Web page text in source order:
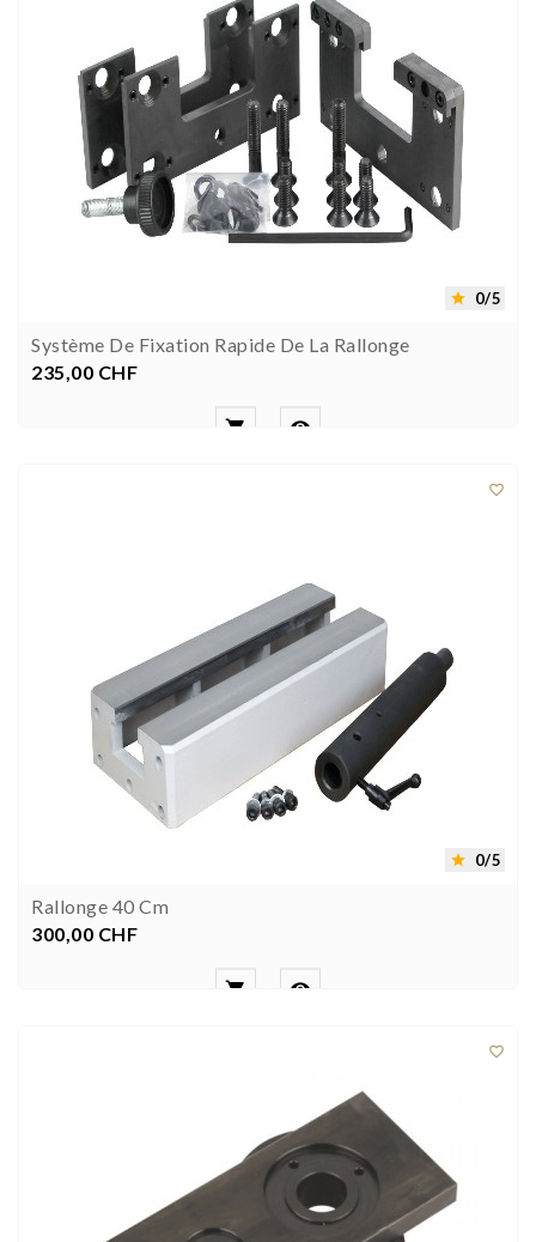
 0/5
Système De Fixation Rapide De La Rallonge
Preis
235,00 CHF
 

 0/5
Rallonge 40 Cm
Preis
300,00 CHF
 
